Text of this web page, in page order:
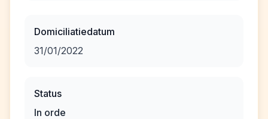
Domiciliatiedatum
31/01/2022
Status
In orde